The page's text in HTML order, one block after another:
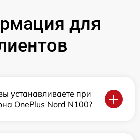
для
устанавливаете при
OnePlus Nord N100?